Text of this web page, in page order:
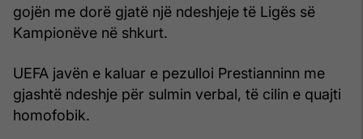
gojën me dorë gjatë një ndeshjeje të Ligës së
Kampionëve në shkurt.
UEFA javën e kaluar e pezulloi Prestianninn me
gjashtë ndeshje për sulmin verbal, të cilin e quajti
homofobik.